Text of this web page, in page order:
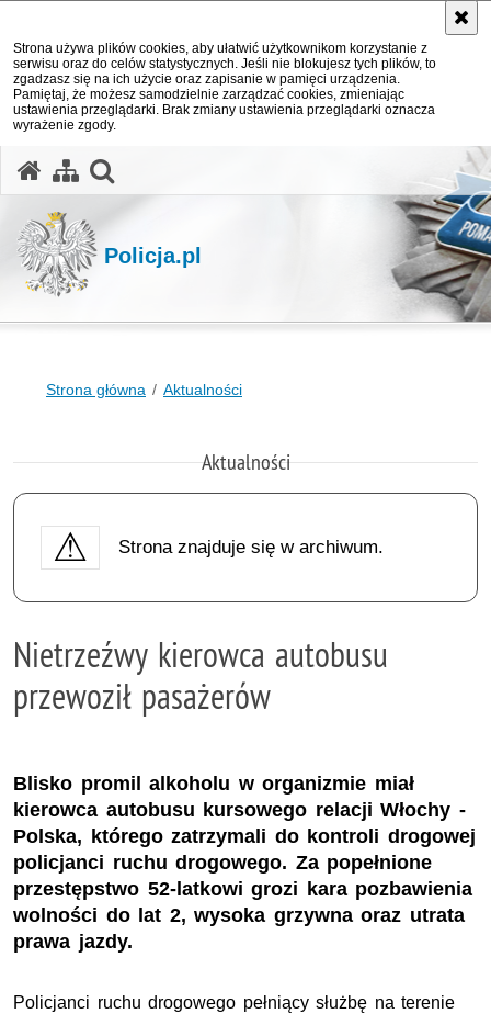
Strona używa plików cookies, aby ułatwić użytkownikom korzystanie z
serwisu oraz do celów statystycznych. Jeśli nie blokujesz tych plików, to
zgadzasz się na ich użycie oraz zapisanie w pamięci urządzenia.
Pamiętaj, że możesz samodzielnie zarządzać cookies, zmieniając
ustawienia przeglądarki. Brak zmiany ustawienia przeglądarki oznacza
wyrażenie zgody.
Policja.pl
Strona główna Aktualności
Aktualności
Strona znajduje się w archiwum.
Nietrzeźwy kierowca autobusu
przewoził pasażerów
Blisko promil alkoholu w organizmie miał
kierowca autobusu kursowego relacji Włochy -
Polska, którego zatrzymali do kontroli drogowej
policjanci ruchu drogowego. Za popełnione
przestępstwo 52-latkowi grozi kara pozbawienia
wolności do lat 2, wysoka grzywna oraz utrata
prawa jazdy.
Policjanci ruchu drogowego pełniący służbę na terenie